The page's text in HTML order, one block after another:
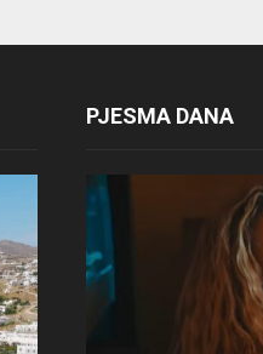
PJESMA DANA